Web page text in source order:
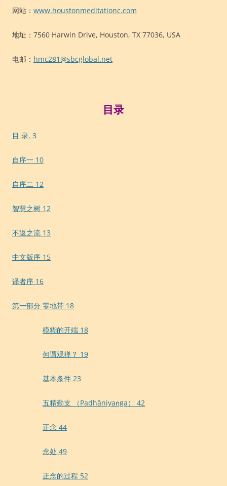
网站： www.houstonmeditationc.com
地址：7560 Harwin Drive, Houston, TX 77036, USA
电邮： hmc281@sbcglobal.net
目录
目 录. 3
自序一 10
自序二 12
智慧之树 12
不返之流 13
中文版序 15
译者序 16
第一部分 零地带 18
模糊的开端 18
何谓观禅？ 19
基本条件 23
五精勤支 （Padhāniyaṅga） 42
正念 44
念处 49
正念的过程 52